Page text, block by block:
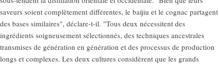
saveurs soient complètement différentes, le baijiu et le cognac partagent
des bases similaires", déclare-t-il. "Tous deux nécessitent des
ingrédients soigneusement sélectionnés, des techniques ancestrales
transmises de génération en génération et des processus de production
longs et complexes. Les deux cultures considèrent que les grands